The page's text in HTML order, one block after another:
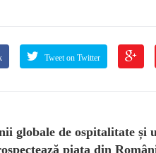
Tweet on Twitter
globale de ospitalitate și
piața din